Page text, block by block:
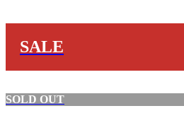
SALE
SOLD OUT